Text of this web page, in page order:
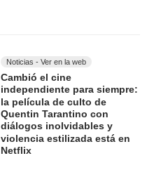
Noticias - Ver en la web
Cambió el cine
independiente para siempre:
la película de culto de
Quentin Tarantino con
diálogos inolvidables y
violencia estilizada está en
Netflix